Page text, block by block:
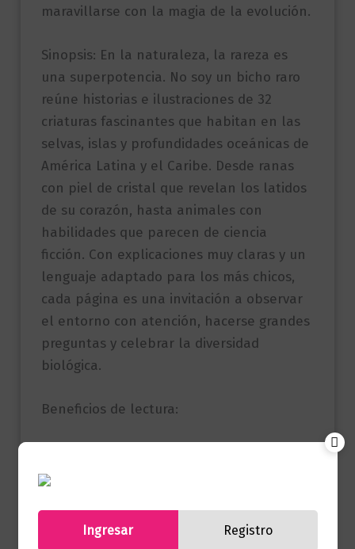
maravillarse con la magia de la evolución.
Sinopsis: En la naturaleza, la rareza es
una superpotencia. No soy un bicho raro
reúne historias e ilustraciones de 32
criaturas fascinantes que habitan en las
selvas, islas y profundidades oceánicas de
América Latina y el Caribe. Desde ranas
con piel de cristal que revelan los latidos
de su corazón, hasta animales con
habilidades que parecen de ciencia
ficción. Con explicaciones muy claras y un
lenguaje adaptado para los más chicos,
cada página es una invitación a observar
el entorno con atención, hacerse grandes
preguntas y celebrar la diversidad
biológica.
Beneficios de lectura:
Incluye un glosario para enriquecer el
el hábitat de cada especie.
Ingresar Registro